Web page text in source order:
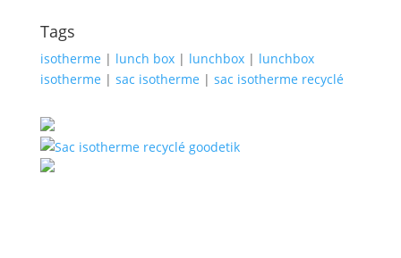
Tags
isotherme | lunch box| lunchbox| lunchbox
isotherme | sac isotherme | sac isotherme recyclé